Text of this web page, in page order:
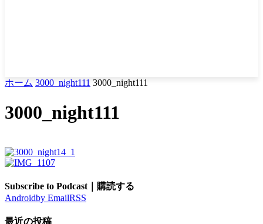
ホーム 3000_night111 3000_night111
3000_night111
Subscribe to Podcast｜購読する
Androidby EmailRSS
最近の投稿